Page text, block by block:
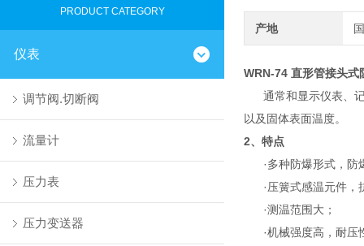
PRODUCT CATEGORY
仪表
调节阀.切断阀
流量计
压力表
压力变送器
产地
WRN-74 直形管接头式
通常和显示仪表、记
以及固体表面温度。
2、特点
·多种防爆形式，防
·压簧式感温元件，
·测温范围大；
·机械强度高，耐压